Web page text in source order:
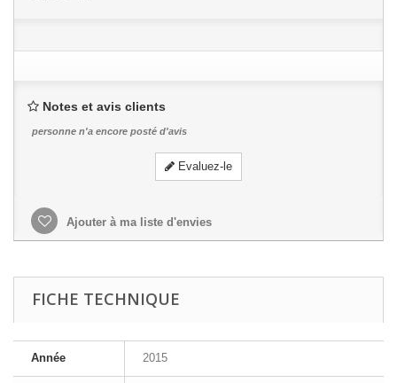
Notes et avis clients
personne n'a encore posté d'avis
Evaluez-le
Ajouter à ma liste d'envies
FICHE TECHNIQUE
Année 2015